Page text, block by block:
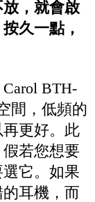
，就會啟
久一點，
BTH-
間，低頻的
更好。此
若您想要
它。如果
耳機，而